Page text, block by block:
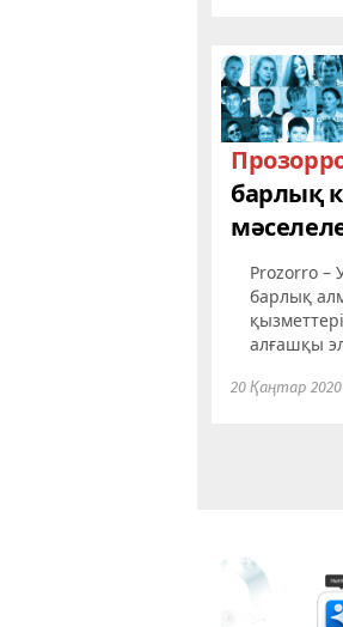
тестілеу
өнімді...
барлық
Prozorro –
барлық
алғашқы
көп
20 Қаңтар 2020